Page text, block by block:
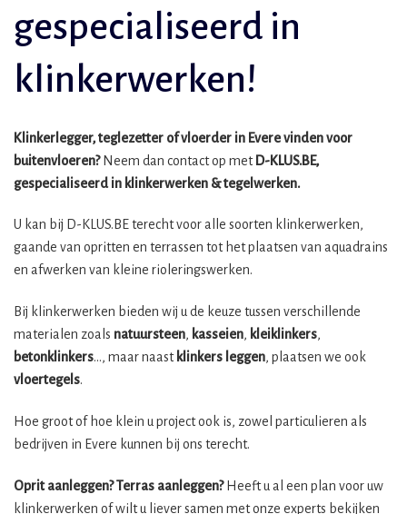
gespecialiseerd in
klinkerwerken!
Klinkerlegger, teglezetter of vloerder in Evere vinden voor
buitenvloeren?Neem dan contact op metD-KLUS.BE,
gespecialiseerd in klinkerwerken & tegelwerken.
U kan bij D-KLUS.BE terecht voor alle soorten klinkerwerken,
gaande van opritten en terrassen tot het plaatsen van aquadrains
en afwerken van kleine rioleringswerken.
Bij klinkerwerken bieden wij u de keuze tussen verschillende
materialen zoals natuursteen, kasseien, kleiklinkers,
betonklinkers…, maar naastklinkers leggen, plaatsen we ook
vloertegels.
Hoe groot of hoe klein u project ook is, zowel particulieren als
bedrijven in Evere kunnen bij ons terecht.
Oprit aanleggen? Terras aanleggen?Heeft u al een plan voor uw
klinkerwerken of wilt u liever samen met onze experts bekijken